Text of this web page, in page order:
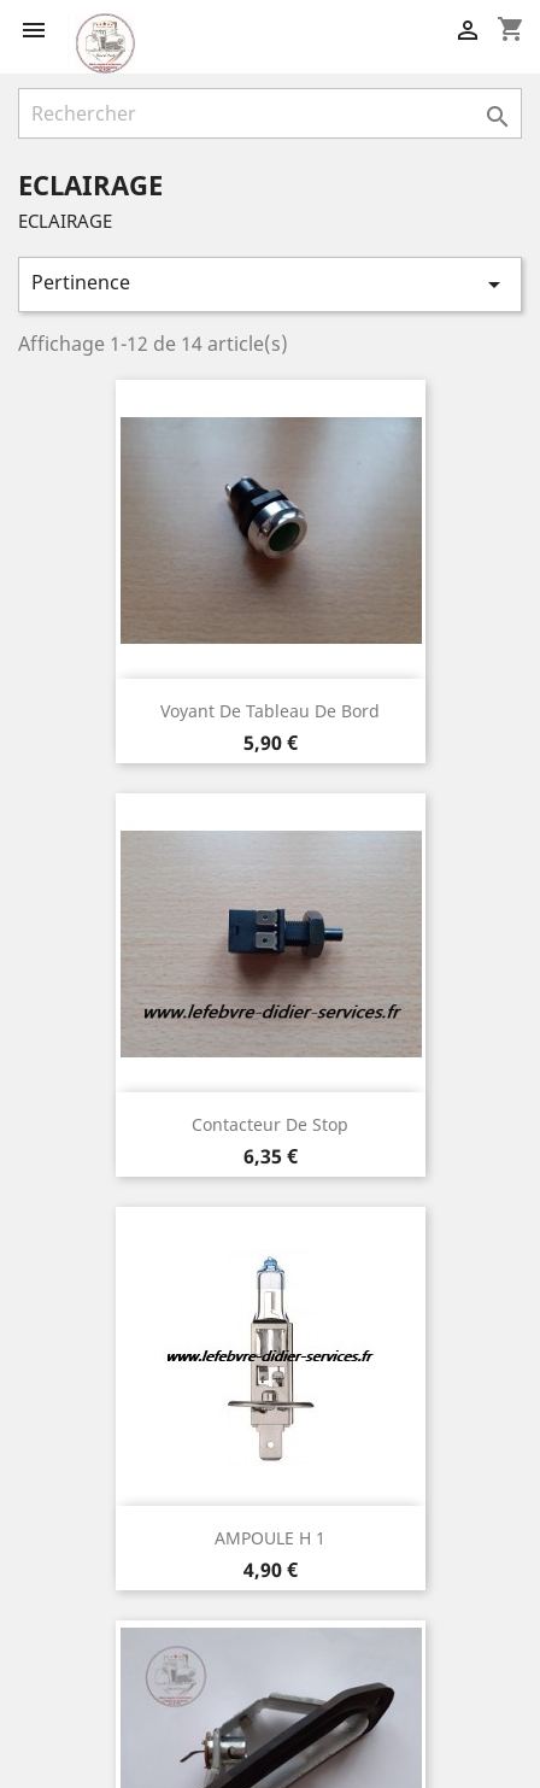
 shopping_cart


ECLAIRAGE
ECLAIRAGE
Pertinence 
Affichage 1-12 de 14 article(s)
Voyant De Tableau De Bord
Prix
5,90 €
Contacteur De Stop
Prix
6,35 €
AMPOULE H 1
Prix
4,90 €